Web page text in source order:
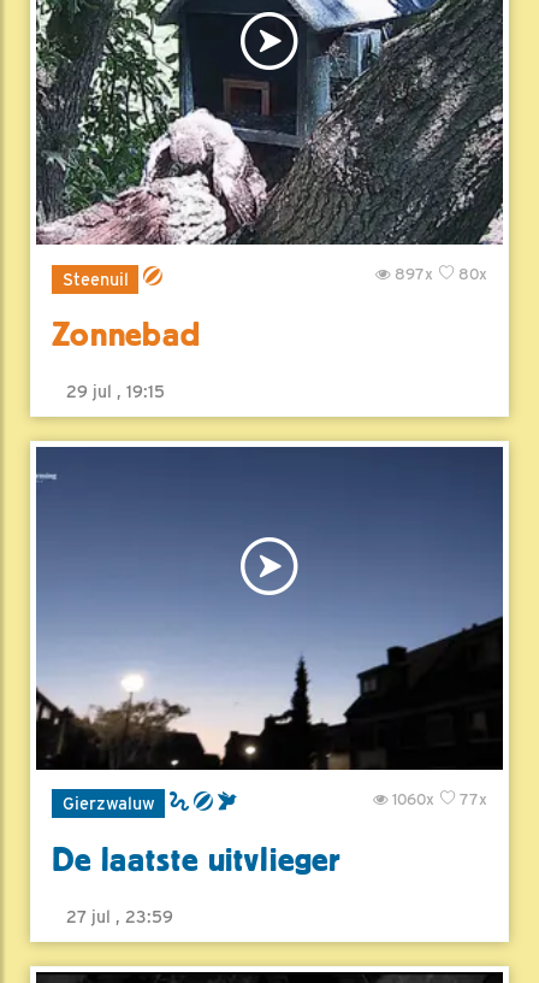
Steenuil 80x
897x
Zonnebad
29 jul , 19:15
Gierzwaluw 77x
1060x
De laatste uitvlieger
27 jul , 23:59